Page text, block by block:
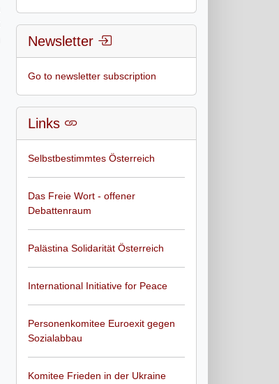
Newsletter
Go to newsletter subscription
Links
Selbstbestimmtes Österreich
Das Freie Wort - offener
Debattenraum
Palästina Solidarität Österreich
International Initiative for Peace
Personenkomitee Euroexit gegen
Sozialabbau
Komitee Frieden in der Ukraine